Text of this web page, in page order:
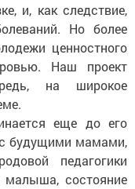
и, как следствие,
Но более
ценностного
Наш проект
на широкое
еще до его
будущими мамами,
педагогики
состояние